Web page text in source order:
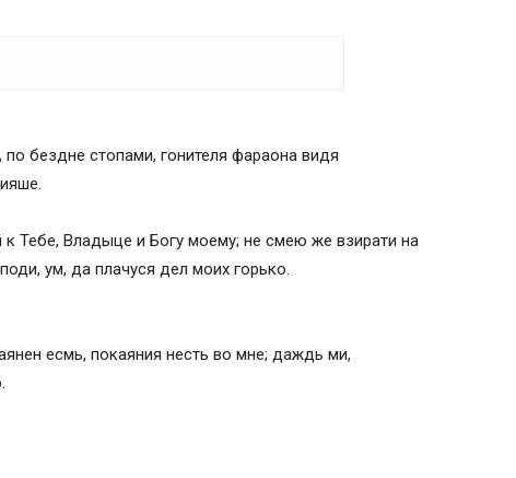
Иисусу Христу на русском
бездне стопами, гонителя фараона видя
Тебе, Владыце и Богу моему; не смею же взирати на
ум, да плачуся дел моих горько.
есмь, покаяния несть во мне; даждь ми,